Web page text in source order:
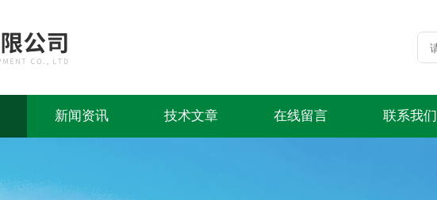
新闻资讯 技术文章 在线留言 联系我们